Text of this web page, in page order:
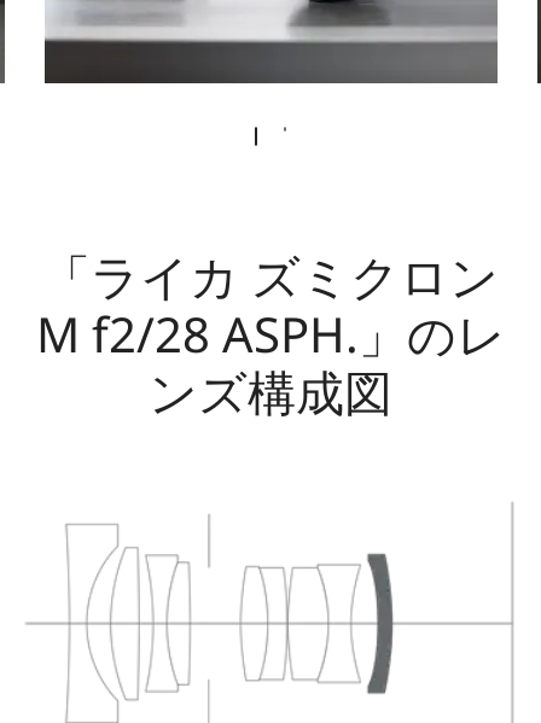
「ライカ ズミクロン
M f2/28 ASPH.」のレ
ンズ構成図